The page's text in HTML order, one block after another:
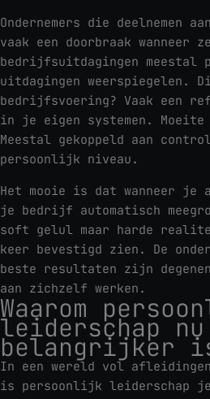
Ondernemers die deelnemen
vaak een doorbraak wanneer
bedrijfsuitdagingen meestal
uitdagingen weerspiegelen.
bedrijfsvoering? Vaak een
in je eigen systemen. Moeite
Meestal gekoppeld aan
persoonlijk niveau.
Het mooie is dat wanneer je
je bedrijf automatisch
soft gelul maar harde
keer bevestigd zien. De
beste resultaten zijn
aan zichzelf werken.
Waarom
leiderschap nu
belangrijker
In een wereld vol
is persoonlijk leiderschap je